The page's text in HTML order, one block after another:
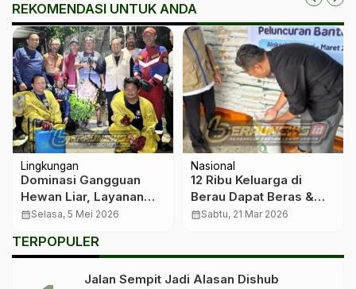
REKOMENDASI UNTUK ANDA
Lingkungan
Dominasi Gangguan
Hewan Liar, Layanan
Penyelamatan Berau
Responsif
calendar_monthSelasa, 5 Mei 2026
Nasional
12 Ribu Keluarga di
Berau Dapat Beras &
Minyak Gratis, BULOG
calendar_monthSabtu, 21 Mar 2026
TERPOPULER
Jalan Sempit Jadi Alasan Dishub